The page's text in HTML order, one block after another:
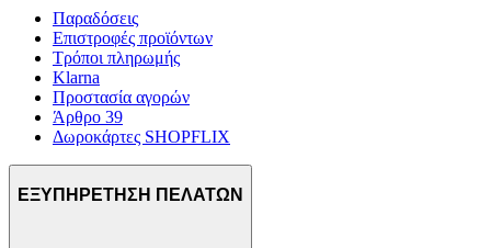
Παραδόσεις
Επιστροφές προϊόντων
Τρόποι πληρωμής
Klarna
Προστασία αγορών
Άρθρο 39
Δωροκάρτες SHOPFLIX
ΕΞΥΠΗΡΕΤΗΣΗ ΠΕΛΑΤΩΝ